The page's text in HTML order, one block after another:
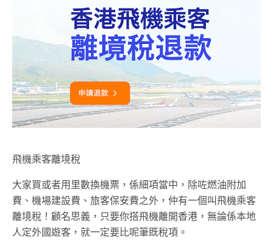
飛機乘客離境稅
大家買或者用里數換機票，係細項當中，除咗燃油附加
費、機場建設費、旅客保安費之外，仲有一個叫飛機乘客
離境稅！顧名思義，只要你搭飛機離開香港，無論係本地
人定外國遊客，就一定要比呢筆既稅項。